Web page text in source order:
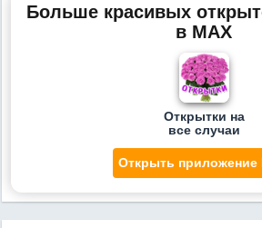
Больше красивых
в MAX
Открытки на
все случаи
Открыть приложение